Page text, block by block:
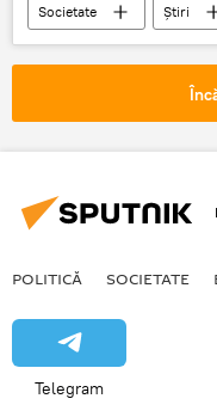
Societate Știri
universități
POLITICĂ SOCIETATE
Telegram